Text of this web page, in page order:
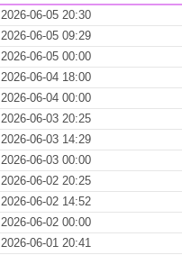
2026-06-05 20:30
2026-06-05 09:29
2026-06-05 00:00
2026-06-04 18:00
2026-06-04 00:00
2026-06-03 20:25
2026-06-03 14:29
2026-06-03 00:00
2026-06-02 20:25
2026-06-02 14:52
2026-06-02 00:00
2026-06-01 20:41